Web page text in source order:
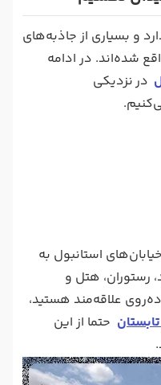
و بسیاری از جاذبه‌های
شده‌اند. در ادامه
در نزدیکی
استانبول به
رستوران، هتل و
علاقه‌مند هستید،
حتما از این